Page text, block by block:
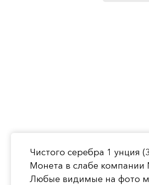
Чистого серебра 1 унция
Монета в слабе компании
Любые видимые на фото